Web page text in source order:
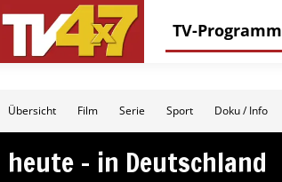
TV-Programm
Übersicht Film Serie Sport Doku / Info
heute – in Deutschland